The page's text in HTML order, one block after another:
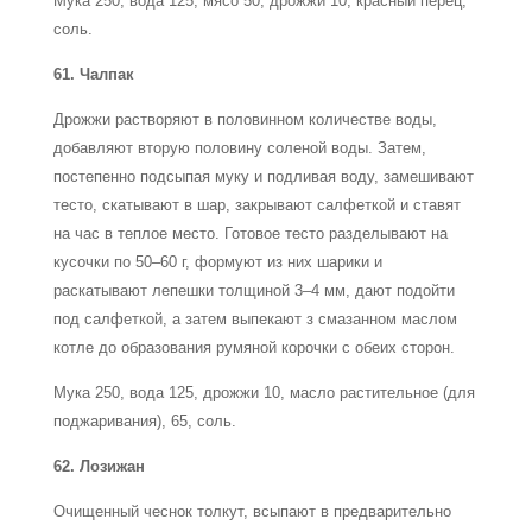
соль.
61. Чалпак
Дрожжи растворяют в половинном количестве воды,
добавляют вторую половину соленой воды. Затем,
постепенно подсыпая муку и подливая воду, замешивают
тесто, скатывают в шар, закрывают салфеткой и ставят
на час в теплое место. Готовое тесто разделывают на
кусочки по 50–60 г, формуют из них шарики и
раскатывают лепешки толщиной 3–4 мм, дают подойти
под салфеткой, а затем выпекают з смазанном маслом
котле до образования румяной корочки с обеих сторон.
Мука 250, вода 125, дрожжи 10, масло растительное (для
поджаривания), 65, соль.
62. Лозижан
Очищенный чеснок толкут, всыпают в предварительно